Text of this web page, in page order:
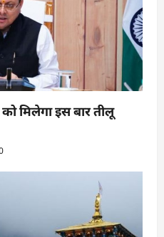
मिलेगा इस बार तीलू